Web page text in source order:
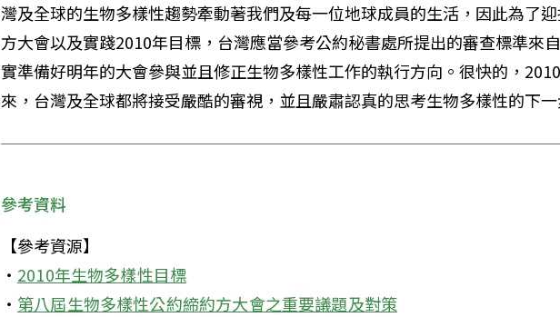
灣及全球的生物多樣性趨勢牽動著我們及每一位地球成員的生活，因此為了
方大會以及實踐2010年目標，台灣應當參考公約秘書處所提出的審查標準來
實準備好明年的大會參與並且修正生物多樣性工作的執行方向。很快的，
來，台灣及全球都將接受嚴酷的審視，並且嚴肅認真的思考生物多樣性的下一
參考資料
【參考資源】
‧ 2010年生物多樣性目標
‧ 第八屆生物多樣性公約締約方大會之重要議題及對策